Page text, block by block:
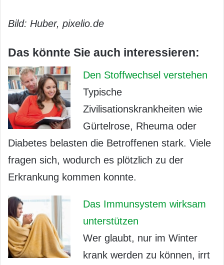
Bild: Huber, pixelio.de
Das könnte Sie auch interessieren:
Den Stoffwechsel verstehen
Typische
Zivilisationskrankheiten wie
Gürtelrose, Rheuma oder
Diabetes belasten die Betroffenen stark. Viele
fragen sich, wodurch es plötzlich zu der
Erkrankung kommen konnte.
Das Immunsystem wirksam
unterstützen
Wer glaubt, nur im Winter
krank werden zu können, irrt